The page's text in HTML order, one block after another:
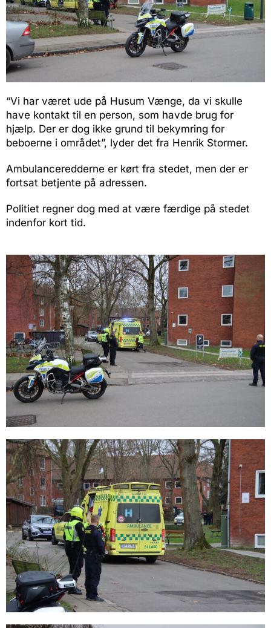
“Vi har været ude på Husum Vænge, da vi skulle
have kontakt til en person, som havde brug for
hjælp. Der er dog ikke grund til bekymring for
beboerne i området”, lyder det fra Henrik Stormer.
Ambulanceredderne er kørt fra stedet, men der er
fortsat betjente på adressen.
Politiet regner dog med at være færdige på stedet
indenfor kort tid.